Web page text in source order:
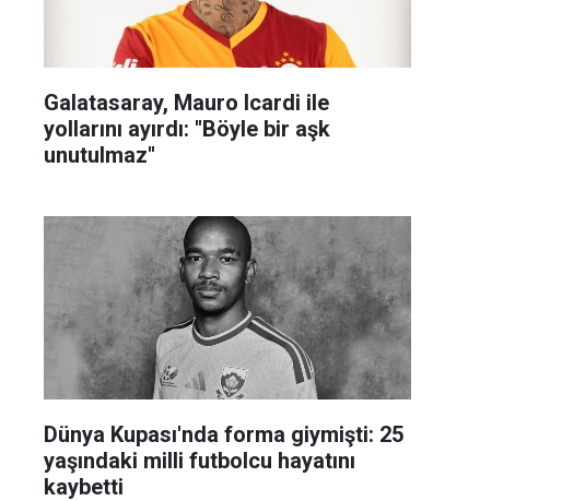
Galatasaray, Mauro Icardi ile
yollarını ayırdı: ''Böyle bir aşk
unutulmaz''
Dünya Kupası'nda forma giymişti: 25
yaşındaki milli futbolcu hayatını
kaybetti